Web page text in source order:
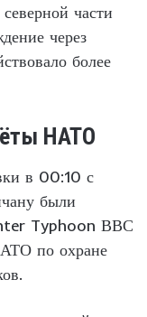
части
через
более
НАТО
в 00:10 с
были
Typhoon ВВС
по охране